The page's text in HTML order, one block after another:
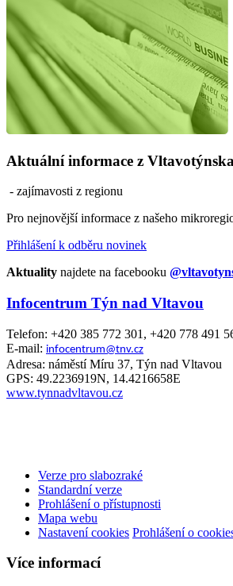
Aktuální informace z Vltavotýnska
- zajímavosti z regionu
Pro nejnovější informace z našeho
Přihlášení k odběru novinek
Aktuality najdete na facebooku
Infocentrum Týn nad Vltavou
Telefon: +420 385 772 301, +420 778 491
E-mail: infocentrum@tnv.cz
Adresa: náměstí Míru 37, Týn nad Vltavou
GPS: 49.2236919N, 14.4216658E
www.tynnadvltavou.cz
Verze pro slabozraké
Standardní verze
Prohlášení o přístupnosti
Mapa webu
Nastavení cookies Prohlášení o
Více informací